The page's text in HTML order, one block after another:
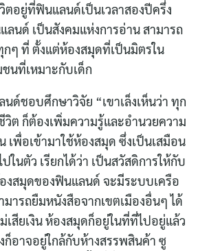
อยู่ที่ฟินแลนด์เป็นเวลาสองปีครึ่ง
ลนด์ เป็นสังคมแห่งการอ่าน สามารถ
ๆ ที่ ตั้งแต่ห้องสมุดที่เป็นมิตรใน
นที่เหมาะกับเด็ก
ด์ชอบศึกษาวิจัย “เขาเล็งเห็นว่า ทุก
ต ก็ต้องเพิ่มความรู้และอำนวยความ
เพื่อเข้ามาใช้ห้องสมุด ซึ่งเป็นเสมือน
ในตัว เรียกได้ว่า เป็นสวัสดิการให้กับ
งสมุดของฟินแลนด์ จะมีระบบเครือ
ารถยืมหนังสือจากเขตเมืองอื่นๆ ได้
เสียเงิน ห้องสมุดก็อยู่ในที่ที่ไปอยู่แล้ว
ก็อาจอยู่ใกล้กับห้างสรรพสินค้า ซู